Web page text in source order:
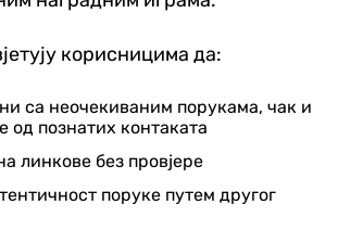
корисницима да:
са неочекиваним порукама, чак и
од познатих контаката
линкове без провјере
поруке путем другог